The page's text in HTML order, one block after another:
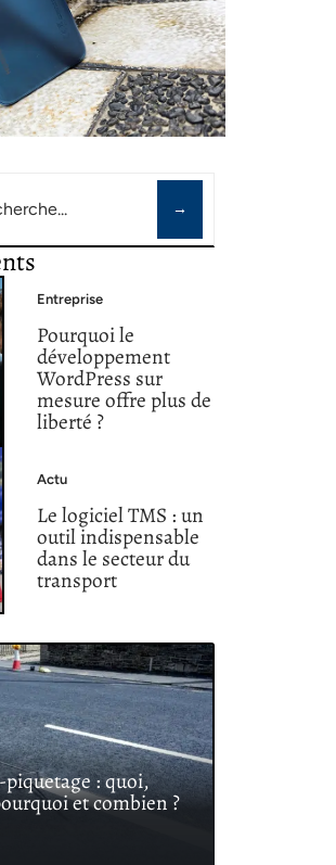
Entreprise
Pourquoi le
développement
WordPress sur
mesure offre plus de
liberté ?
Actu
Le logiciel TMS : un
outil indispensable
dans le secteur du
transport
piquetage : quoi,
et combien ?